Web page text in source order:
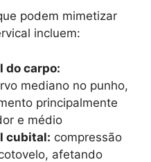
podem mimetizar
incluem:
do carpo:
mediano no punho,
principalmente
e médio
cubital: compressão
afetando